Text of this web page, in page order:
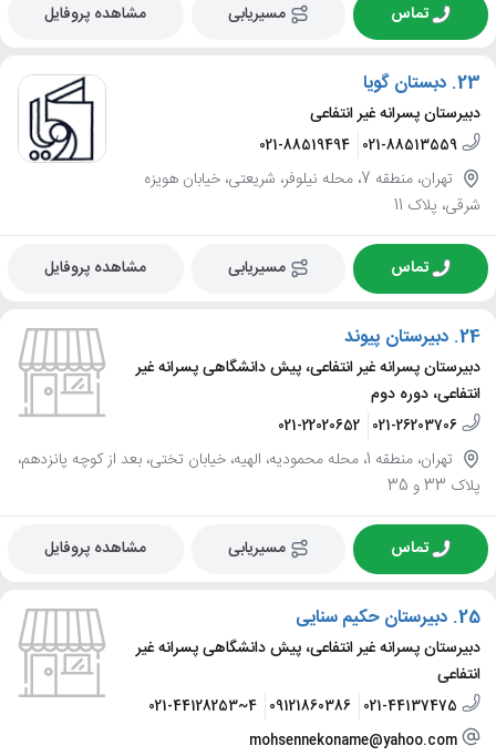
تماس مسیریابی مشاهده پروفایل
23. دبستان گویا
دبیرستان پسرانه غیر انتفاعی
021-88513559
021-88519494
تهران، منطقه 7، محله نیلوفر، شریعتی، خیابان هویزه
شرقی، پلاک 11
تماس مسیریابی مشاهده پروفایل
24. دبیرستان پیوند
دبیرستان پسرانه غیر انتفاعی، پیش دانشگاهی پسرانه غیر
انتفاعی، دوره دوم
021-26203706
021-22020652
تهران، منطقه 1، محله محمودیه، الهیه، خیابان تختی، بعد از کوچه پانزدهم،
پلاک 33 و 35
تماس مسیریابی مشاهده پروفایل
25. دبیرستان حکیم سنایی
دبیرستان پسرانه غیر انتفاعی، پیش دانشگاهی پسرانه غیر
انتفاعی
021-44137475
09121860386
021-44128253~4
mohsennekoname@yahoo.com